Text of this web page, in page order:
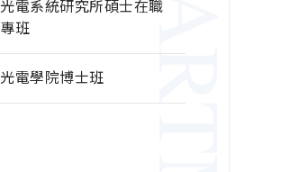
光電系統研究所碩士在職
專班
光電學院博士班